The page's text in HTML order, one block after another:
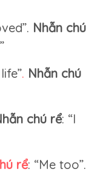
Nhẫn chú
. Nhẫn chú
chú rể: “I
rể: “Me too”.